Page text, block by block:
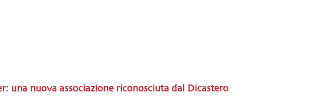
una nuova associazione riconosciuta dal Dicastero